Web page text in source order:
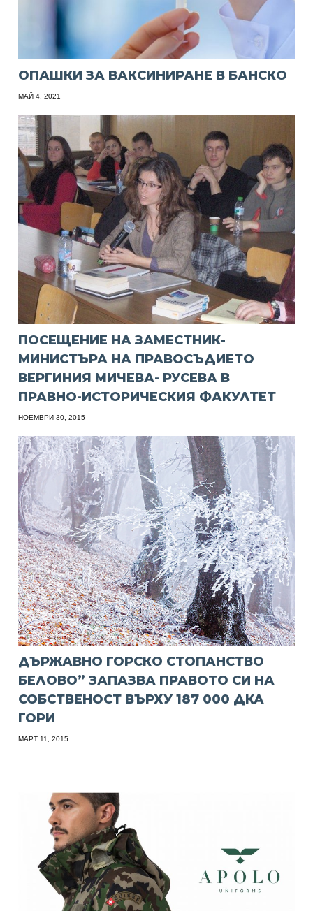
ОПАШКИ ЗА ВАКСИНИРАНЕ В БАНСКО
МАЙ 4, 2021
ПОСЕЩЕНИЕ НА ЗАМЕСТНИК-
МИНИСТЪРА НА ПРАВОСЪДИЕТО
ВЕРГИНИЯ МИЧЕВА- РУСЕВА В
ПРАВНО-ИСТОРИЧЕСКИЯ ФАКУЛТЕТ
НОЕМВРИ 30, 2015
ДЪРЖАВНО ГОРСКО СТОПАНСТВО
БЕЛОВО” ЗАПАЗВА ПРАВОТО СИ НА
СОБСТВЕНОСТ ВЪРХУ 187 000 ДКА
ГОРИ
МАРТ 11, 2015